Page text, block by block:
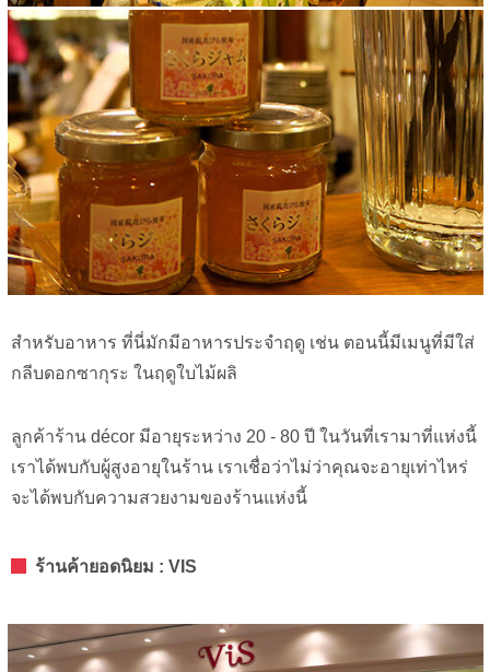
สำหรับอาหาร ที่นี่มักมีอาหารประจำฤดู เช่น ตอนนี้มีเมนูที่มีใส่
กลีบดอกซากุระ ในฤดูใบไม้ผลิ
ลูกค้าร้าน décor มีอายุระหว่าง 20 - 80 ปี ในวันที่เรามาที่แห่งนี้
เราได้พบกับผู้สูงอายุในร้าน เราเชื่อว่าไม่ว่าคุณจะอายุเท่าไหร่
จะได้พบกับความสวยงามของร้านแห่งนี้
ร้านค้ายอดนิยม : VIS